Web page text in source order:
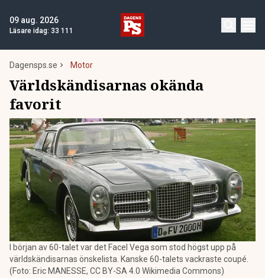
09 aug. 2026
Läsare idag: 33 111
Dagensps.se Motor
Världskändisarnas okända
favorit
I början av 60-talet var det Facel Vega som stod högst upp på
världskändisarnas önskelista. Kanske 60-talets vackraste coupé.
(Foto: Eric MANESSE, CC BY-SA 4.0 Wikimedia Commons)